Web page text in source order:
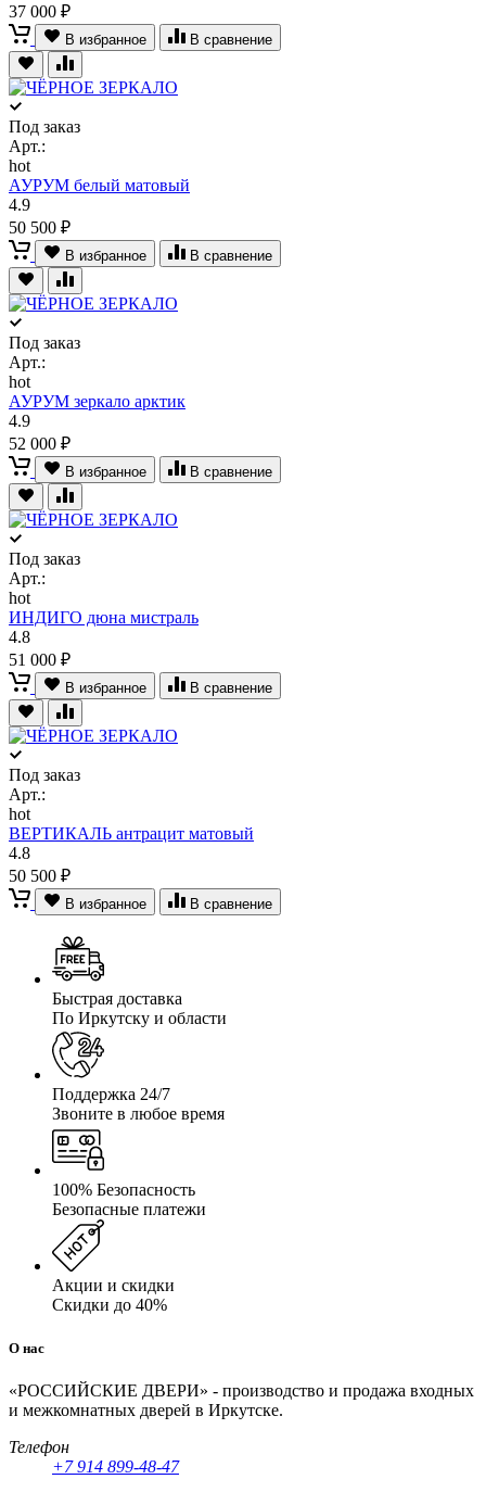
37 000 ₽
В избранное В сравнение
Под заказ
Арт.:
hot
АУРУМ белый матовый
4.9
50 500 ₽
В избранное В сравнение
Под заказ
Арт.:
hot
АУРУМ зеркало арктик
4.9
52 000 ₽
В избранное В сравнение
Под заказ
Арт.:
hot
ИНДИГО дюна мистраль
4.8
51 000 ₽
В избранное В сравнение
Под заказ
Арт.:
hot
ВЕРТИКАЛЬ антрацит матовый
4.8
50 500 ₽
В избранное В сравнение
Быстрая доставка
По Иркутску и области
Поддержка 24/7
Звоните в любое время
100% Безопасность
Безопасные платежи
Акции и скидки
Скидки до 40%
О нас
«РОССИЙСКИЕ ДВЕРИ» - производство и продажа входных
и межкомнатных дверей в Иркутске.
Телефон
+7 914 899-48-47